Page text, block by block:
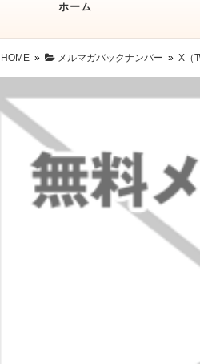
ホーム
HOME » メルマガバックナンバー » X（